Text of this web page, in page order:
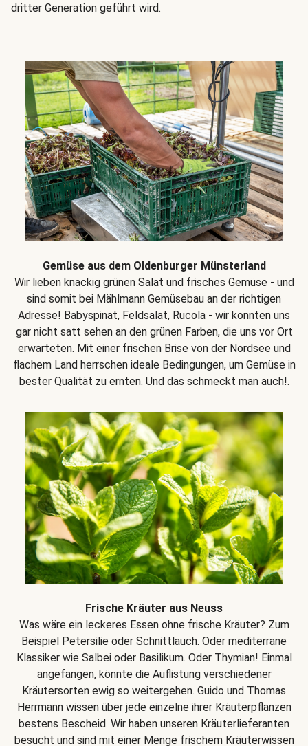
dritter Generation geführt wird.
Gemüse aus dem Oldenburger Münsterland
Wir lieben knackig grünen Salat und frisches Gemüse - und
sind somit bei Mählmann Gemüsebau an der richtigen
Adresse! Babyspinat, Feldsalat, Rucola - wir konnten uns
gar nicht satt sehen an den grünen Farben, die uns vor Ort
erwarteten. Mit einer frischen Brise von der Nordsee und
flachem Land herrschen ideale Bedingungen, um Gemüse in
bester Qualität zu ernten. Und das schmeckt man auch!.
Frische Kräuter aus Neuss
Was wäre ein leckeres Essen ohne frische Kräuter? Zum
Beispiel Petersilie oder Schnittlauch. Oder mediterrane
Klassiker wie Salbei oder Basilikum. Oder Thymian! Einmal
angefangen, könnte die Auflistung verschiedener
Kräutersorten ewig so weitergehen. Guido und Thomas
Herrmann wissen über jede einzelne ihrer Kräuterpflanzen
bestens Bescheid. Wir haben unseren Kräuterlieferanten
besucht und sind mit einer Menge frischem Kräuterwissen